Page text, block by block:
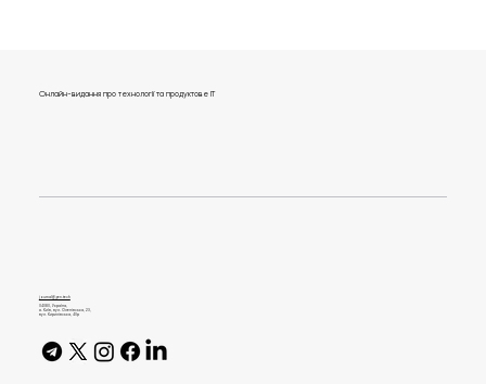
Онлайн-видання про технології та продуктове IT
journal@gen.tech
04080, Україна,
м. Київ, вул. Оленівська, 23,​
вул. Кирилівська, 40р